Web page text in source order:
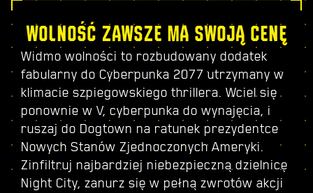
WOLNOŚĆ ZAWSZE MA SWOJĄ CENĘ
Widmo wolności to rozbudowany dodatek
fabularny do Cyberpunka 2077 utrzymany w
klimacie szpiegowskiego thrillera. Wciel się
ponownie w V, cyberpunka do wynajęcia, i
ruszaj do Dogtown na ratunek prezydentce
Nowych Stanów Zjednoczonych Ameryki.
Zinfiltruj najbardziej niebezpieczną dzielnicę
Night City, zanurz się w pełną zwrotów akcji